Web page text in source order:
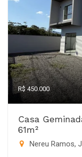
R$ 450.000
Casa
61m²
Nereu Ramos,